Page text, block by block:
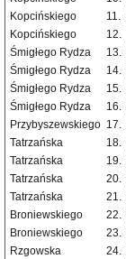
Kopcińskiego
11.
Kopcińskiego
12.
Śmigłego Rydza
13.
Śmigłego Rydza
14.
Śmigłego Rydza
15.
Śmigłego Rydza
16.
Przybyszewskiego 17.
Tatrzańska
18.
Tatrzańska
19.
Tatrzańska
20.
Tatrzańska
21.
Broniewskiego
22.
Broniewskiego
23.
Rzgowska
24.